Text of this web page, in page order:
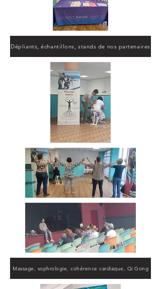
Dépliants, échantillons, stands de nos partenaires
Massage, sophrologie, cohérence cardiaque, Qi Gong